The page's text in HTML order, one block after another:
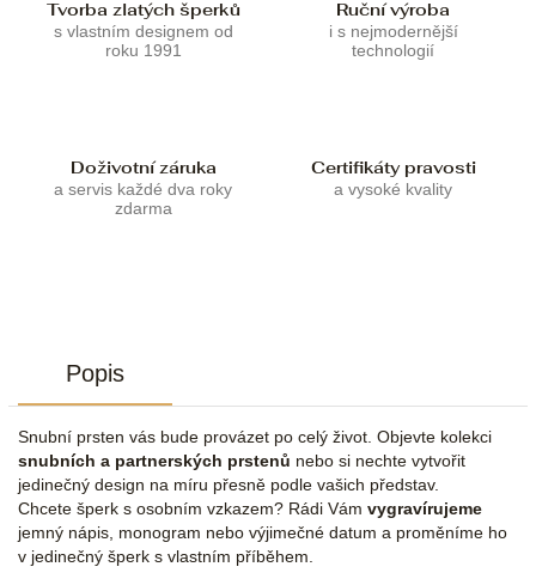
Tvorba zlatých šperků
s vlastním designem od
roku 1991
Ruční výroba
i s nejmodernější
technologií
Doživotní záruka
a servis každé dva roky
zdarma
Certifikáty pravosti
a vysoké kvality
Popis
Snubní prsten vás bude provázet po celý život. Objevte kolekci
snubních a partnerských prstenů nebo si nechte vytvořit
jedinečný design na míru přesně podle vašich představ.
Chcete šperk s osobním vzkazem? Rádi Vám vygravírujeme
jemný nápis, monogram nebo výjimečné datum a proměníme ho
v jedinečný šperk s vlastním příběhem.